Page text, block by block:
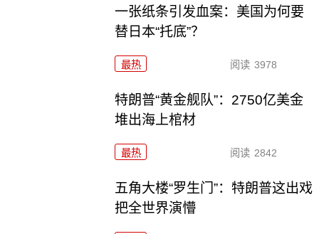
一张纸条引发血案：美国为何要
替日本“托底”？
最热 阅读 3978
特朗普“黄金舰队”：2750亿美金
堆出海上棺材
最热 阅读 2842
五角大楼“罗生门”：特朗普这出戏
把全世界演懵